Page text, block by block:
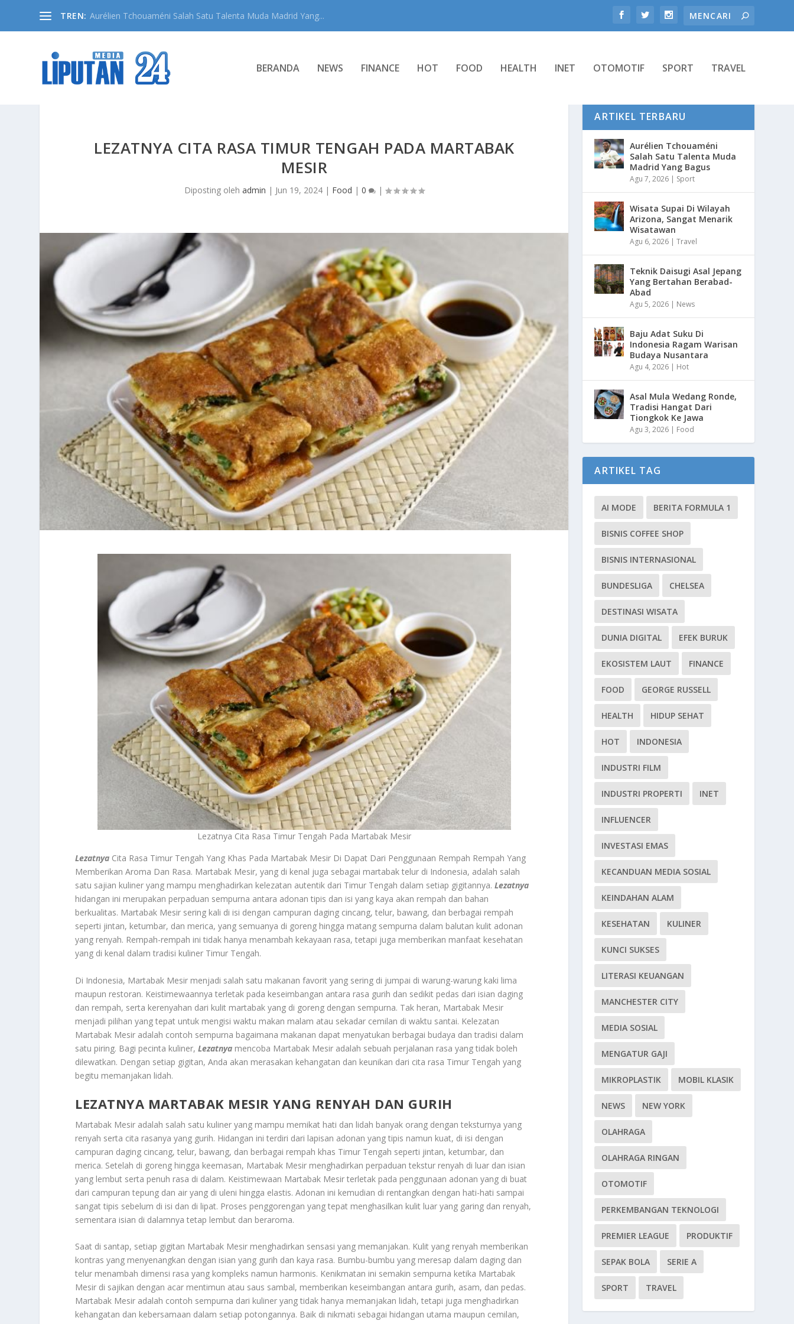
TREN: Aurélien Tchouaméni Salah Satu Talenta Muda Madrid Yang...
BERANDA NEWS FINANCE HOT FOOD HEALTH INET OTOMOTIF SPORT TRAVEL
LEZATNYA CITA RASA TIMUR TENGAH PADA MARTABAK
MESIR
Diposting oleh admin | Jun 19, 2024| Food | 0 |
Lezatnya Cita Rasa Timur Tengah Pada Martabak Mesir
Lezatnya Cita Rasa Timur Tengah Yang Khas Pada Martabak Mesir Di Dapat Dari Penggunaan Rempah Rempah Yang
Memberikan Aroma Dan Rasa. Martabak Mesir, yang di kenal juga sebagai martabak telur di Indonesia, adalah salah
satu sajian kuliner yang mampu menghadirkan kelezatan autentik dari Timur Tengah dalam setiap gigitannya.Lezatnya
hidangan ini merupakan perpaduan sempurna antara adonan tipis dan isi yang kaya akan rempah dan bahan
berkualitas. Martabak Mesir sering kali di isi dengan campuran daging cincang, telur, bawang, dan berbagai rempah
seperti jintan, ketumbar, dan merica, yang semuanya di goreng hingga matang sempurna dalam balutan kulit adonan
yang renyah. Rempah-rempah ini tidak hanya menambah kekayaan rasa, tetapi juga memberikan manfaat kesehatan
yang di kenal dalam tradisi kuliner Timur Tengah.
Di Indonesia, Martabak Mesir menjadi salah satu makanan favorit yang sering di jumpai di warung-warung kaki lima
maupun restoran. Keistimewaannya terletak pada keseimbangan antara rasa gurih dan sedikit pedas dari isian daging
dan rempah, serta kerenyahan dari kulit martabak yang di goreng dengan sempurna. Tak heran, Martabak Mesir
menjadi pilihan yang tepat untuk mengisi waktu makan malam atau sekadar cemilan di waktu santai. Kelezatan
Martabak Mesir adalah contoh sempurna bagaimana makanan dapat menyatukan berbagai budaya dan tradisi dalam
satu piring. Bagi pecinta kuliner,Lezatnya mencoba Martabak Mesir adalah sebuah perjalanan rasa yang tidak boleh
dilewatkan. Dengan setiap gigitan, Anda akan merasakan kehangatan dan keunikan dari cita rasa Timur Tengah yang
begitu memanjakan lidah.
LEZATNYA MARTABAK MESIR YANG RENYAH DAN GURIH
Martabak Mesir adalah salah satu kuliner yang mampu memikat hati dan lidah banyak orang dengan teksturnya yang
renyah serta cita rasanya yang gurih. Hidangan ini terdiri dari lapisan adonan yang tipis namun kuat, di isi dengan
campuran daging cincang, telur, bawang, dan berbagai rempah khas Timur Tengah seperti jintan, ketumbar, dan
merica. Setelah di goreng hingga keemasan, Martabak Mesir menghadirkan perpaduan tekstur renyah di luar dan isian
yang lembut serta penuh rasa di dalam. Keistimewaan Martabak Mesir terletak pada penggunaan adonan yang di buat
dari campuran tepung dan air yang di uleni hingga elastis. Adonan ini kemudian di rentangkan dengan hati-hati sampai
sangat tipis sebelum di isi dan di lipat. Proses penggorengan yang tepat menghasilkan kulit luar yang garing dan renyah,
sementara isian di dalamnya tetap lembut dan beraroma.
Saat di santap, setiap gigitan Martabak Mesir menghadirkan sensasi yang memanjakan. Kulit yang renyah memberikan
kontras yang menyenangkan dengan isian yang gurih dan kaya rasa. Bumbu-bumbu yang meresap dalam daging dan
telur menambah dimensi rasa yang kompleks namun harmonis. Kenikmatan ini semakin sempurna ketika Martabak
Mesir di sajikan dengan acar mentimun atau saus sambal, memberikan keseimbangan antara gurih, asam, dan pedas.
Martabak Mesir adalah contoh sempurna dari kuliner yang tidak hanya memanjakan lidah, tetapi juga menghadirkan
kehangatan dan kebersamaan dalam setiap potongannya. Baik di nikmati sebagai hidangan utama maupun cemilan,
ARTIKEL TERBARU
Aurélien Tchouaméni
Salah Satu Talenta Muda
Madrid Yang Bagus
Agu 7, 2026 | Sport
Wisata Supai Di Wilayah
Arizona, Sangat Menarik
Wisatawan
Agu 6, 2026 |Travel
Teknik Daisugi Asal Jepang
Yang Bertahan Berabad-
Abad
Agu 5, 2026 | News
Baju Adat Suku Di
Indonesia Ragam Warisan
Budaya Nusantara
Agu 4, 2026 | Hot
Asal Mula Wedang Ronde,
Tradisi Hangat Dari
Tiongkok Ke Jawa
Agu 3, 2026 | Food
ARTIKEL TAG
AI MODE BERITA FORMULA 1
BISNIS COFFEE SHOP
BISNIS INTERNASIONAL
BUNDESLIGA CHELSEA
DESTINASI WISATA
DUNIA DIGITAL EFEK BURUK
EKOSISTEM LAUT FINANCE
FOOD GEORGE RUSSELL
HEALTH HIDUP SEHAT
HOT INDONESIA
INDUSTRI FILM
INDUSTRI PROPERTI INET
INFLUENCER
INVESTASI EMAS
KECANDUAN MEDIA SOSIAL
KEINDAHAN ALAM
KESEHATAN KULINER
KUNCI SUKSES
LITERASI KEUANGAN
MANCHESTER CITY
MEDIA SOSIAL
MENGATUR GAJI
MIKROPLASTIK MOBIL KLASIK
NEWS NEW YORK
OLAHRAGA
OLAHRAGA RINGAN
OTOMOTIF
PERKEMBANGAN TEKNOLOGI
PREMIER LEAGUE PRODUKTIF
SEPAK BOLA SERIE A
SPORT TRAVEL